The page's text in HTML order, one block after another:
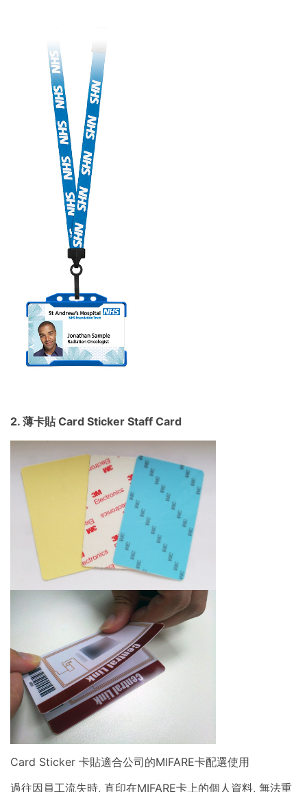
2. 薄卡貼 Card Sticker Staff Card
Card Sticker 卡貼適合公司的MIFARE卡配選使用
過往因員工流失時, 直印在MIFARE卡上的個人資料, 無法重